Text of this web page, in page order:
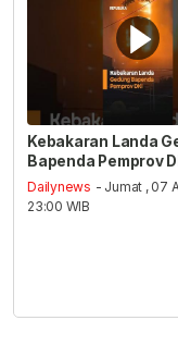
Kebakaran Landa
Bapenda Pemprov
Dailynews - Jumat , 07
23:00 WIB